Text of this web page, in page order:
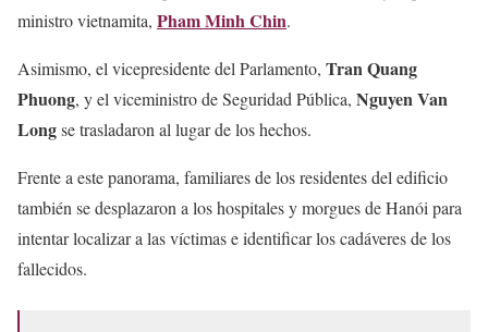
ministro vietnamita, Pham Minh Chin.
Asimismo, el vicepresidente del Parlamento, Tran Quang
Phuong, y el viceministro de Seguridad Pública, Nguyen Van
Longse trasladaron al lugar de los hechos.
Frente a este panorama, familiares de los residentes del edificio
también se desplazaron a los hospitales y morgues de Hanói para
intentar localizar a las víctimas e identificar los cadáveres de los
fallecidos.